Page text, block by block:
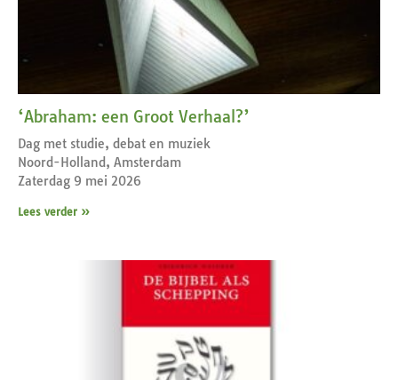
‘Abraham: een Groot Verhaal?’
Dag met studie, debat en muziek
Noord-Holland, Amsterdam
Zaterdag 9 mei 2026
Lees verder »